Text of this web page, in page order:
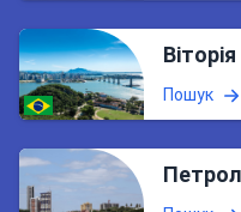
Віторія
Пошук